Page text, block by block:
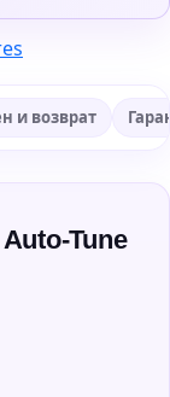
и возврат
Tune